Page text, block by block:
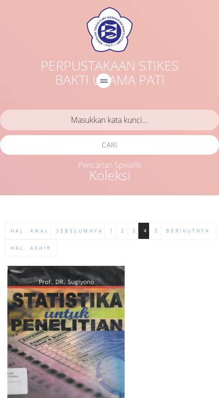
PERPUSTAKAAN STIKES
BAKTI UTAMA PATI
Koleksi
CARI
Pencarian Spesifik
HAL. AWAL SEBELUMNYA 1 2 3 4 5 BERIKUTNYA
HAL. AKHIR